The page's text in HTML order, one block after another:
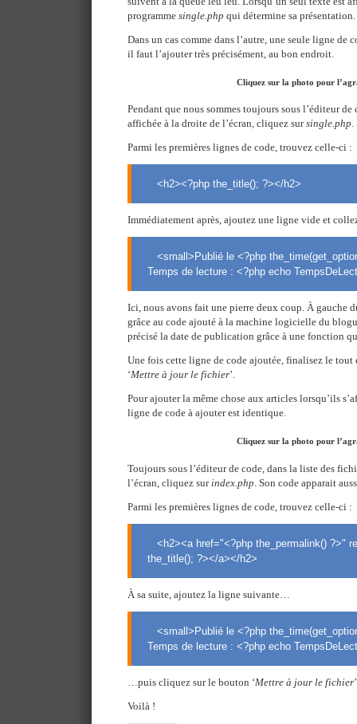
programme single.php qui détermine sa présentation.
Dans un cas comme dans l’autre, une seule ligne de
il faut l’ajouter très précisément, au bon endroit.
Cliquez sur la photo pour
Pendant que nous sommes toujours sous l’éditeur
affichée à la droite de l’écran, cliquez sursingle.php.
Parmi les premières lignes de code, trouvez celle-ci :
<h2><?php the_title(); ?></h2>
Immédiatement après, ajoutez une ligne vide et
<small>Publié le <?php
Temps de lecture : <?php echo
Ici, nous avons fait une pierre deux coup. À gauche
grâce au code ajouté à la machine logicielle du
précisé la date de publication grâce à une fonction
Une fois cette ligne de code ajoutée, finalisez le
‘Mettre à jour le fichier’.
Pour ajouter la même chose aux articles lorsqu’ils
ligne de code à ajouter est identique.
Cliquez sur la photo pour
Toujours sous l’éditeur de code, dans la liste des
l’écran, cliquez sur index.php . Son code apparait
Parmi les premières lignes de code, trouvez celle-ci :
<h2><a href="<?php the_permalink() ?>"
the_title(); ?></a></h2>
À sa suite, ajoutez la ligne suivante…
<small>Publié le <?php
Temps de lecture : <?php echo
…puis cliquez sur le bouton ‘Mettre à jour le fichier
Voilà !